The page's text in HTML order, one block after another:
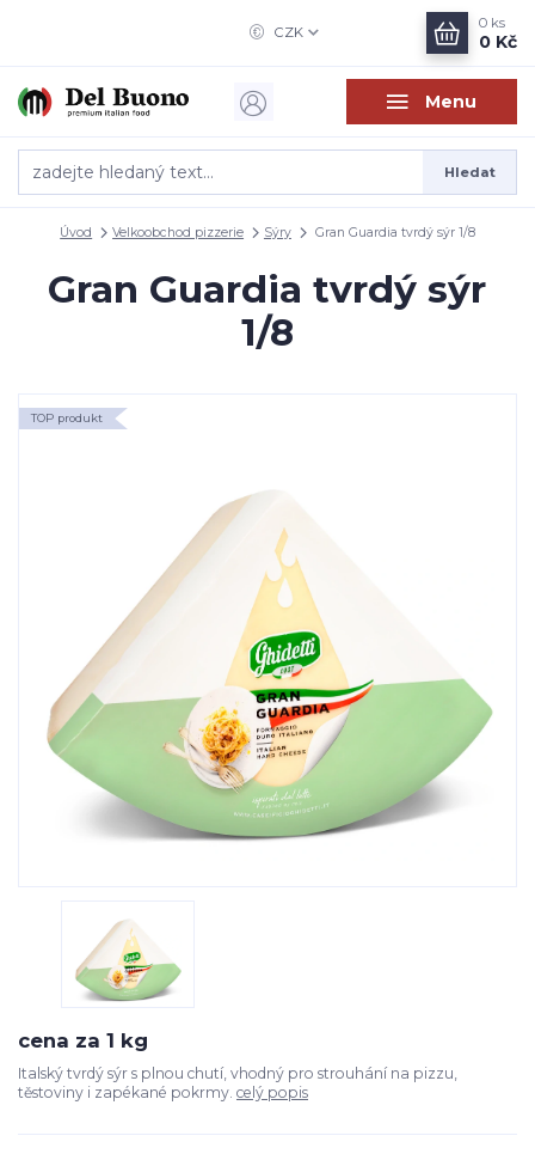
Menu
CZK
Hledat
0 ks
0 Kč
Úvod Velkoobchod pizzerie Sýry Gran Guardia tvrdý sýr 1/8
Gran Guardia tvrdý sýr
1/8
TOP produkt
cena za 1 kg
Italský tvrdý sýr s plnou chutí, vhodný pro strouhání na pizzu,
těstoviny i zapékané pokrmy. celý popis